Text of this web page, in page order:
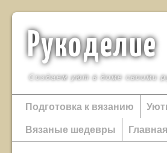
Рукоделие
Создаем уют в доме своими
Подготовка к вязанию
Вязаные шедевры
Главная